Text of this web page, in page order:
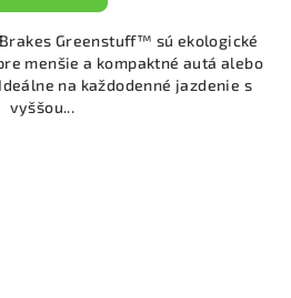
Greenstuff™ sú ekologické
menšie a kompaktné autá alebo
na každodenné jazdenie s
vyššou...